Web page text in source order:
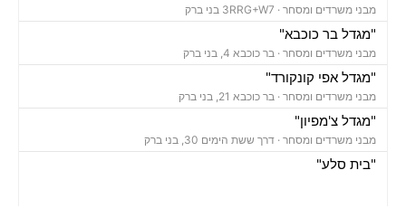
מבני משרדים ומסחר ·
"מגדל בר כוכבא"
מבני משרדים ומסחר · בר כוכבא 4, בני ברק
"מגדל אפי קונקורד"
מבני משרדים ומסחר · בר כוכבא 21, בני ברק
"מגדל צ'מפיון"
מבני משרדים ומסחר · דרך ששת הימים 30, בני ברק
"בית סלע"